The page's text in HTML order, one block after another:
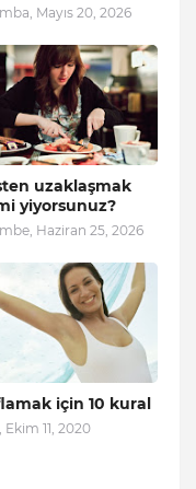
Mayıs 20, 2026
uzaklaşmak
yiyorsunuz?
Haziran 25, 2026
için 10 kural
Ekim 11, 2020